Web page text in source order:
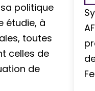
politique
étudie, à
toutes
celles de
de